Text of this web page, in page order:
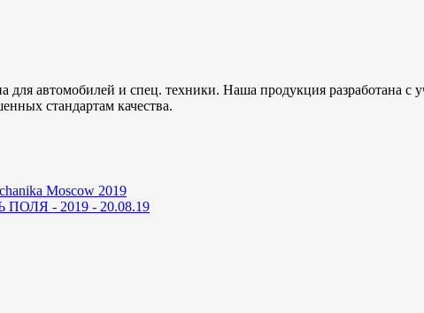
автомобилей и спец. техники. Наша продукция разработана с
стандартам качества.
Moscow 2019
- 2019 - 20.08.19